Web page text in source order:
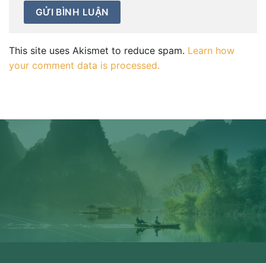
This site uses Akismet to reduce spam. Learn how
your comment data is processed.